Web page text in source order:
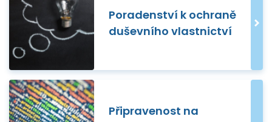
Poradenství k ochraně
duševního vlastnictví
Připravenost na